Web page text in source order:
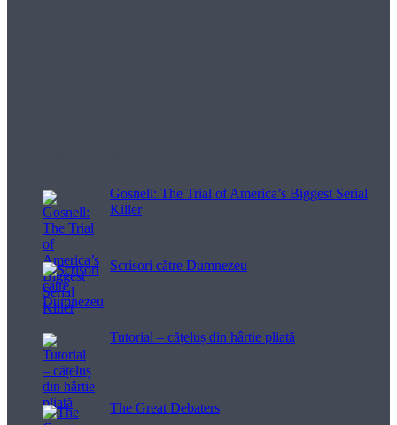
Gosnell: The Trial of America’s Biggest Serial
Killer
Scrisori către Dumnezeu
Tutorial – cățeluș din hârtie pliată
The Great Debaters